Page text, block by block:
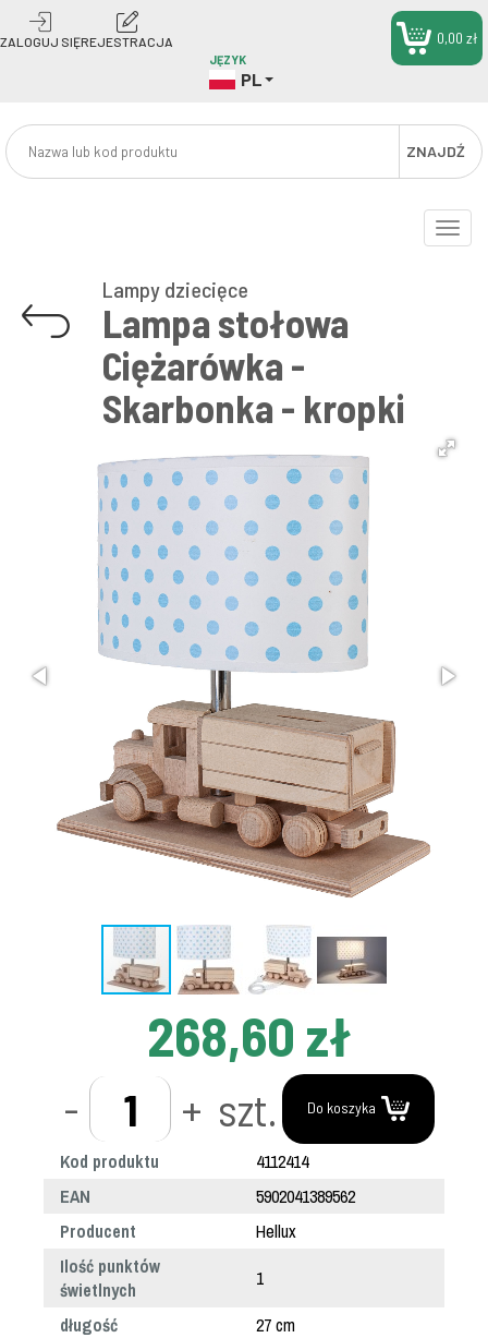
ZALOGUJ SIĘREJESTRACJA
JĘZYK
PL
ZNAJDŹ
0,00 zł
Toggle
Lampy dziecięce
Lampa stołowa
Ciężarówka -
Skarbonka - kropki
268,60 zł
- + szt. Do koszyka
Kod produktu
4112414
EAN
5902041389562
Producent
Hellux
Ilość punktów
świetlnych
1
długość
27 cm